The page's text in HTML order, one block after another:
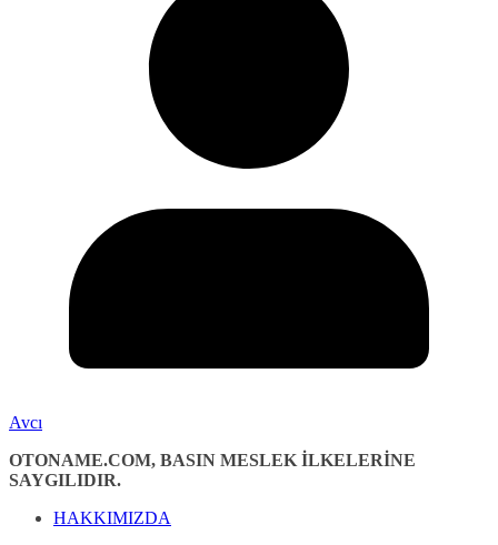
Avcı
OTONAME.COM, BASIN MESLEK İLKELERİNE
SAYGILIDIR.
HAKKIMIZDA